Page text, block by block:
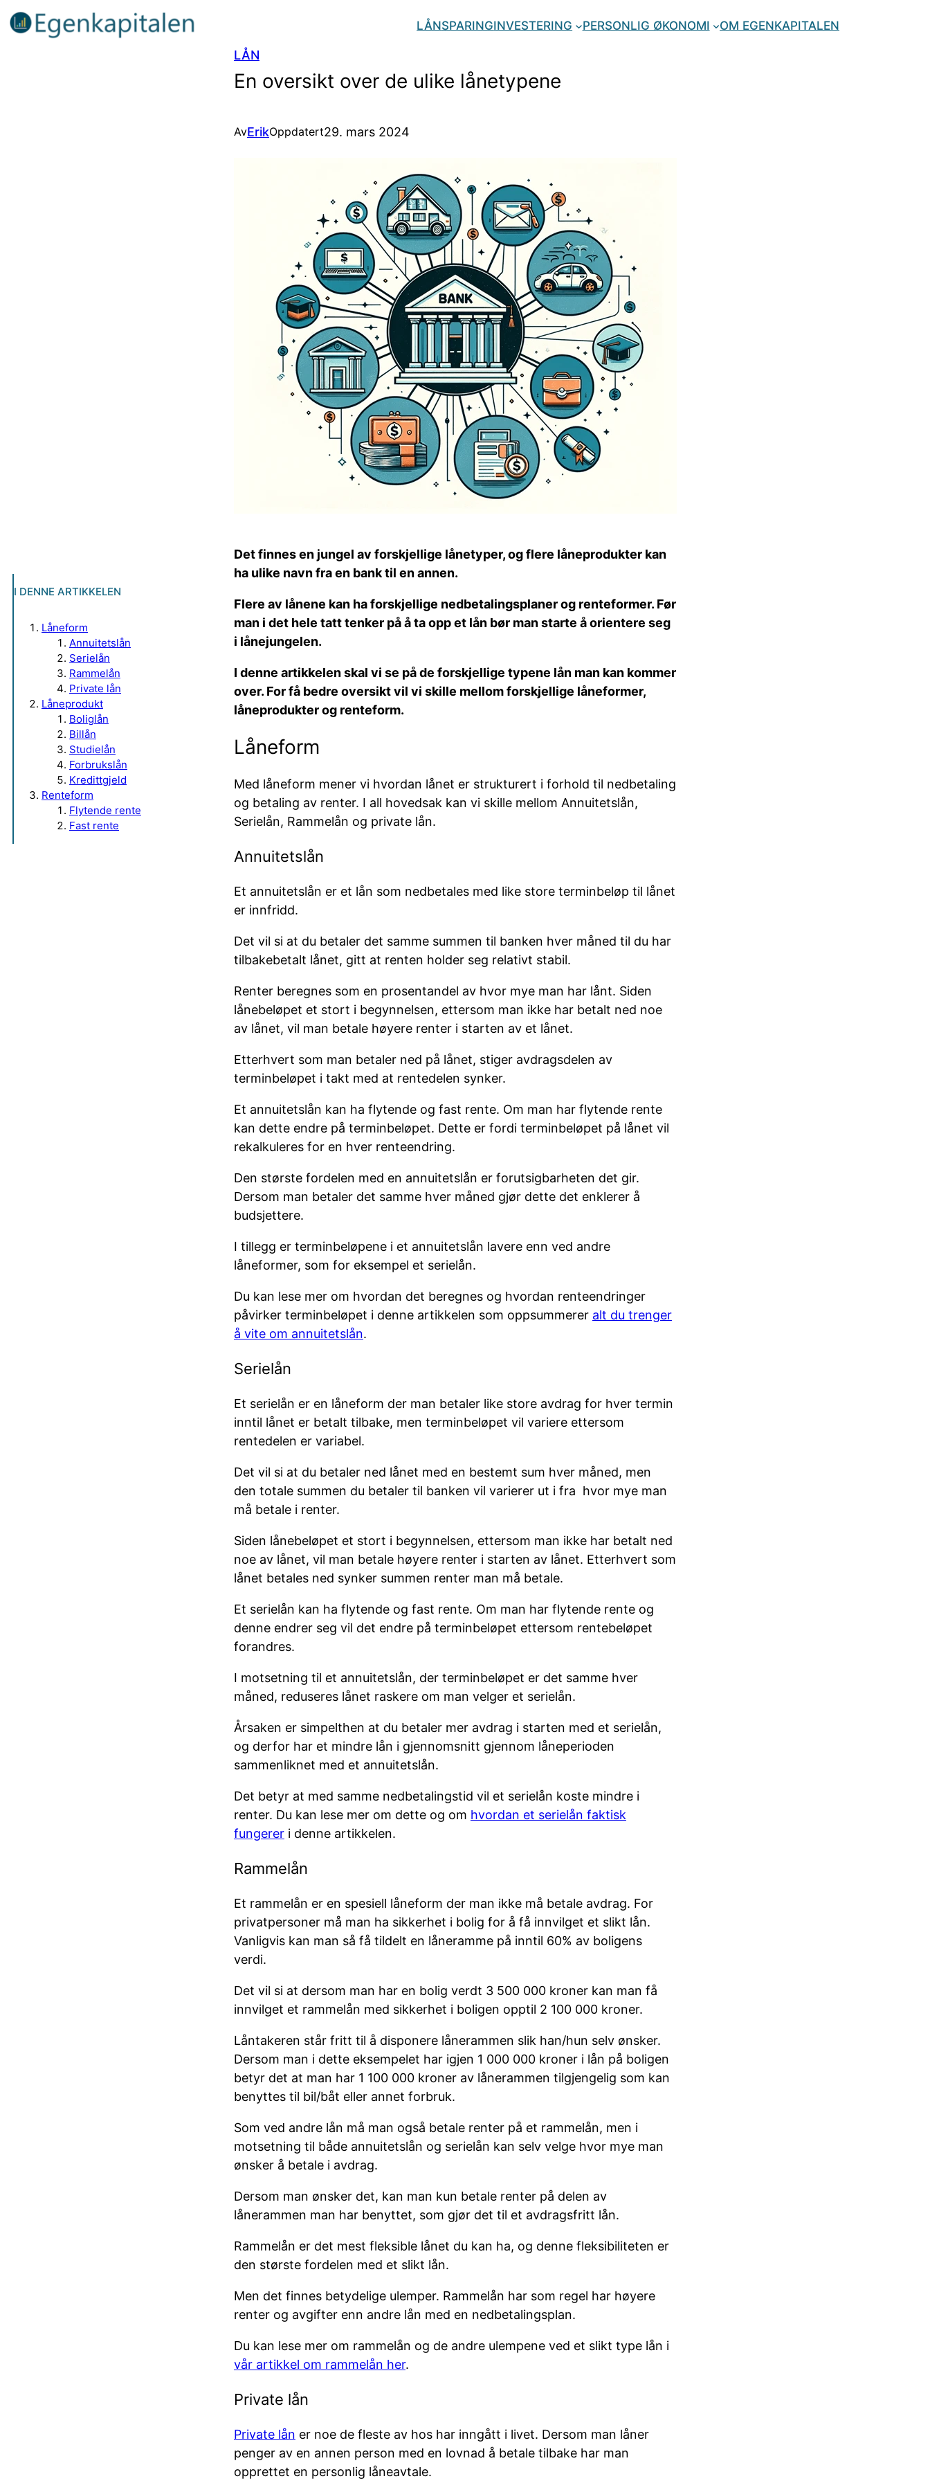
LÅNSPARINGINVESTERING PERSONLIG ØKONOMI OM EGENKAPITALEN
LÅN
En oversikt over de ulike lånetypene
AvErikOppdatert29. mars 2024
I DENNE ARTIKKELEN
Låneform
Annuitetslån
Serielån
Rammelån
Private lån
Låneprodukt
Boliglån
Billån
Studielån
Forbrukslån
Kredittgjeld
Renteform
Flytende rente
Fast rente
Det finnes en jungel av forskjellige lånetyper, og flere låneprodukter kan
ha ulike navn fra en bank til en annen.
Flere av lånene kan ha forskjellige nedbetalingsplaner og renteformer. Før
man i det hele tatt tenker på å ta opp et lån bør man starte å orientere seg
i lånejungelen.
I denne artikkelen skal vi se på de forskjellige typene lån man kan kommer
over. For få bedre oversikt vil vi skille mellom forskjellige låneformer,
låneprodukter og renteform.
Låneform
Med låneform mener vi hvordan lånet er strukturert i forhold til nedbetaling
og betaling av renter. I all hovedsak kan vi skille mellom Annuitetslån,
Serielån, Rammelån og private lån.
Annuitetslån
Et annuitetslån er et lån som nedbetales med like store terminbeløp til lånet
er innfridd.
Det vil si at du betaler det samme summen til banken hver måned til du har
tilbakebetalt lånet, gitt at renten holder seg relativt stabil.
Renter beregnes som en prosentandel av hvor mye man har lånt. Siden
lånebeløpet et stort i begynnelsen, ettersom man ikke har betalt ned noe
av lånet, vil man betale høyere renter i starten av et lånet.
Etterhvert som man betaler ned på lånet, stiger avdragsdelen av
terminbeløpet i takt med at rentedelen synker.
Et annuitetslån kan ha flytende og fast rente. Om man har flytende rente
kan dette endre på terminbeløpet. Dette er fordi terminbeløpet på lånet vil
rekalkuleres for en hver renteendring.
Den største fordelen med en annuitetslån er forutsigbarheten det gir.
Dersom man betaler det samme hver måned gjør dette det enklerer å
budsjettere.
I tillegg er terminbeløpene i et annuitetslån lavere enn ved andre
låneformer, som for eksempel et serielån.
Du kan lese mer om hvordan det beregnes og hvordan renteendringer
påvirker terminbeløpet i denne artikkelen som oppsummerer alt du trenger
å vite om annuitetslån.
Serielån
Et serielån er en låneform der man betaler like store avdrag for hver termin
inntil lånet er betalt tilbake, men terminbeløpet vil variere ettersom
rentedelen er variabel.
Det vil si at du betaler ned lånet med en bestemt sum hver måned, men
den totale summen du betaler til banken vil varierer ut i fra hvor mye man
må betale i renter.
Siden lånebeløpet et stort i begynnelsen, ettersom man ikke har betalt ned
noe av lånet, vil man betale høyere renter i starten av lånet. Etterhvert som
lånet betales ned synker summen renter man må betale.
Et serielån kan ha flytende og fast rente. Om man har flytende rente og
denne endrer seg vil det endre på terminbeløpet ettersom rentebeløpet
forandres.
I motsetning til et annuitetslån, der terminbeløpet er det samme hver
måned, reduseres lånet raskere om man velger et serielån.
Årsaken er simpelthen at du betaler mer avdrag i starten med et serielån,
og derfor har et mindre lån i gjennomsnitt gjennom låneperioden
sammenliknet med et annuitetslån.
Det betyr at med samme nedbetalingstid vil et serielån koste mindre i
renter. Du kan lese mer om dette og om hvordan et serielån faktisk
fungereri denne artikkelen.
Rammelån
Et rammelån er en spesiell låneform der man ikke må betale avdrag. For
privatpersoner må man ha sikkerhet i bolig for å få innvilget et slikt lån.
Vanligvis kan man så få tildelt en låneramme på inntil 60% av boligens
verdi.
Det vil si at dersom man har en bolig verdt 3 500 000 kroner kan man få
innvilget et rammelån med sikkerhet i boligen opptil 2 100 000 kroner.
Låntakeren står fritt til å disponere lånerammen slik han/hun selv ønsker.
Dersom man i dette eksempelet har igjen 1 000 000 kroner i lån på boligen
betyr det at man har 1 100 000 kroner av lånerammen tilgjengelig som kan
benyttes til bil/båt eller annet forbruk.
Som ved andre lån må man også betale renter på et rammelån, men i
motsetning til både annuitetslån og serielån kan selv velge hvor mye man
ønsker å betale i avdrag.
Dersom man ønsker det, kan man kun betale renter på delen av
lånerammen man har benyttet, som gjør det til et avdragsfritt lån.
Rammelån er det mest fleksible lånet du kan ha, og denne fleksibiliteten er
den største fordelen med et slikt lån.
Men det finnes betydelige ulemper. Rammelån har som regel har høyere
renter og avgifter enn andre lån med en nedbetalingsplan.
Du kan lese mer om rammelån og de andre ulempene ved et slikt type lån i
vår artikkel om rammelån her.
Private lån
Private lån er noe de fleste av hos har inngått i livet. Dersom man låner
penger av en annen person med en lovnad å betale tilbake har man
opprettet en personlig låneavtale.